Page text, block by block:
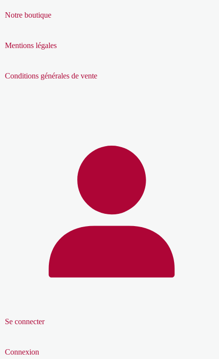
Notre boutique
Mentions légales
Conditions générales de vente
Se connecter
Connexion